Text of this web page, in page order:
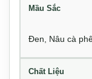
Mầu Sắc
Đen Nâu cà
Chất Liệu